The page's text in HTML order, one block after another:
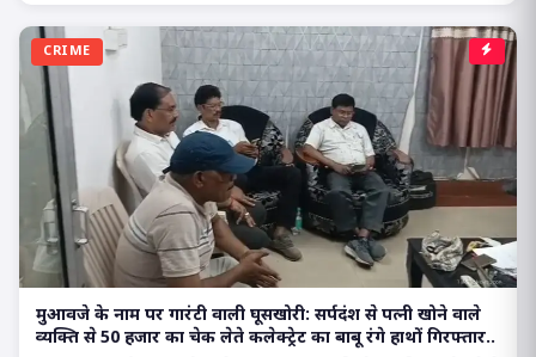
CRIME
मुआवजे के नाम पर गारंटी वाली घूसखोरी: सर्पदंश से पत्नी खोने वाले
व्यक्ति से 50 हजार का चेक लेते कलेक्ट्रेट का बाबू रंगे हाथों गिरफ्तार..